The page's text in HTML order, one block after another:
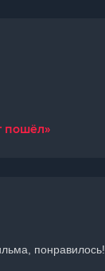
пошёл»
понравилось!